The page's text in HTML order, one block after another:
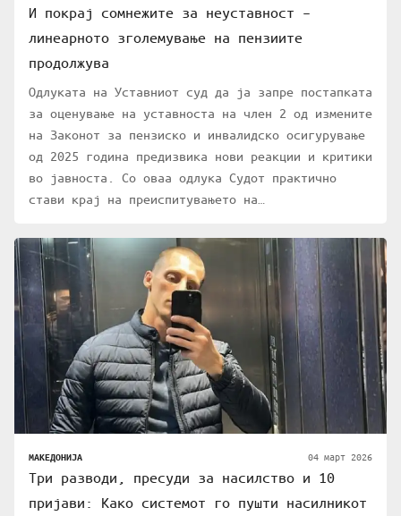
И покрај сомнежите за неуставност –
линеарното зголемување на пензиите
продолжува
Одлуката на Уставниот суд да ја запре постапката
за оценување на уставноста на член 2 од измените
на Законот за пензиско и инвалидско осигурување
од 2025 година предизвика нови реакции и критики
во јавноста. Со оваа одлука Судот практично
стави крај на преиспитувањето на…
МАКЕДОНИЈА 04 март 2026
Три разводи, пресуди за насилство и 10
пријави: Како системот го пушти насилникот